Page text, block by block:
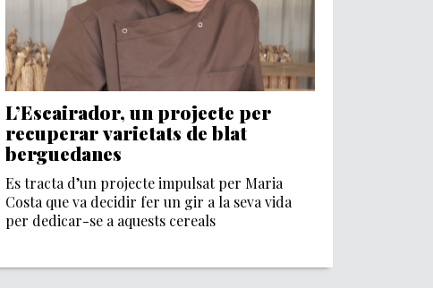
L’Escairador, un projecte per
recuperar varietats de blat
berguedanes
Es tracta d’un projecte impulsat per Maria
Costa que va decidir fer un gir a la seva vida
per dedicar-se a aquests cereals